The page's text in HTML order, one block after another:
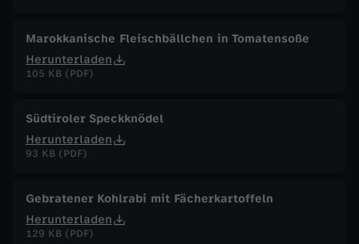
Marokkanische Fleischbällchen in Tomatensoße
Herunterladen
105 KB (PDF)
Südtiroler Speckknödel
Herunterladen
93 KB (PDF)
Gebratener Kohlrabi mit Fächerkartoffeln
Herunterladen
129 KB (PDF)